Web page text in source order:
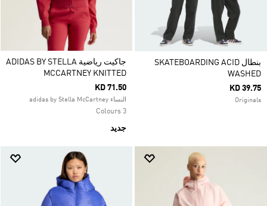
بنطال SKATEBOARDING ACID
WASHED
KD 39.75
Originals
جاكيت رياضية ADIDAS BY STELLA
MCCARTNEY KNITTED
KD 71.50
النساء adidas by Stella McCartney
3 Colours
جديد